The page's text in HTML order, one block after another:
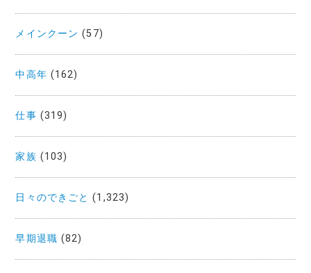
メインクーン (57)
中高年 (162)
仕事 (319)
家族 (103)
日々のできごと (1,323)
早期退職 (82)